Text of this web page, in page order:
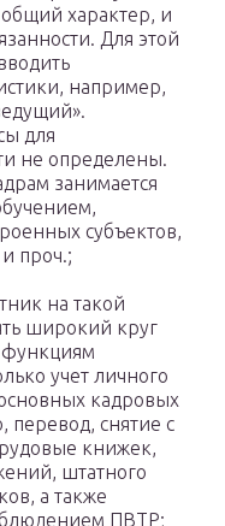
характер, и
Для этой
например,
для
не определены.
занимается
субъектов,
и проч.;
на такой
широкий круг
функциям
учет личного
кадровых
перевод, снятие с
книжек,
штатного
а также
ПВТР;